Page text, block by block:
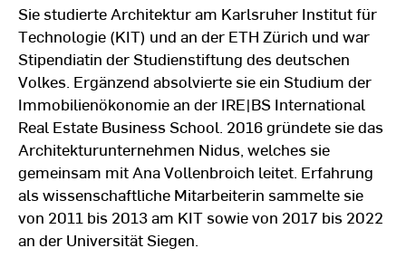
Sie studierte Architektur am Karlsruher Institut für
Technologie (KIT) und an der ETH Zürich und war
Stipendiatin der Studienstiftung des deutschen
Volkes. Ergänzend absolvierte sie ein Studium der
Immobilienökonomie an der IRE|BS International
Real Estate Business School. 2016 gründete sie das
Architekturunternehmen Nidus, welches sie
gemeinsam mit Ana Vollenbroich leitet. Erfahrung
als wissenschaftliche Mitarbeiterin sammelte sie
von 2011 bis 2013 am KIT sowie von 2017 bis 2022
an der Universität Siegen.